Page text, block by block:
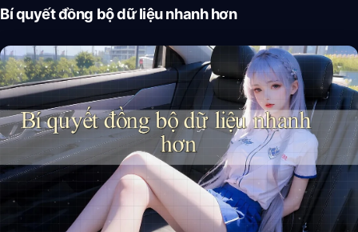
Bí quyết đồng bộ dữ liệu nhanh hơn